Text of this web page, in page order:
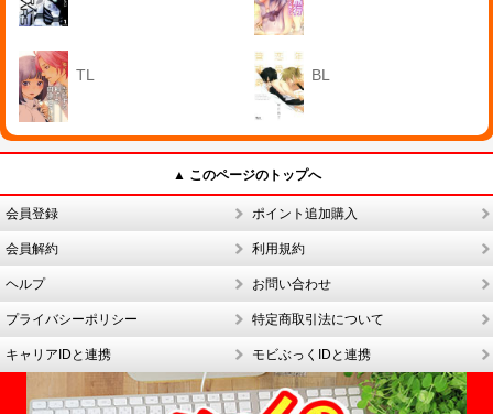
TL BL
▲ このページのトップへ
会員登録 ポイント追加購入
会員解約 利用規約
ヘルプ お問い合わせ
プライバシーポリシー 特定商取引法について
キャリアIDと連携 モビぶっくIDと連携